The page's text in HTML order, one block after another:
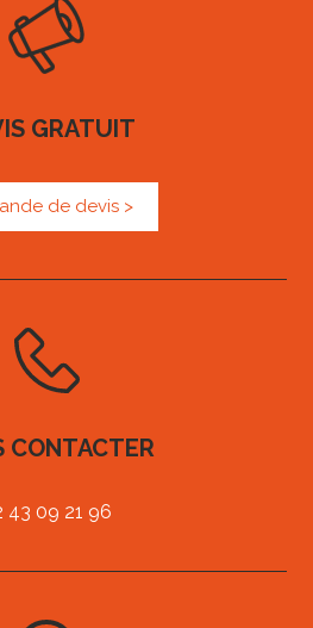
CONTACTER
43 09 21 96
GRATUIT
de devis >